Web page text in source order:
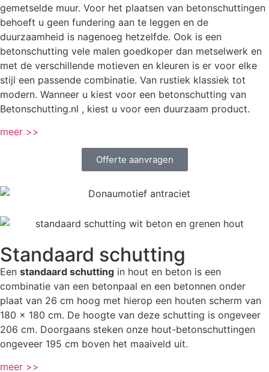
gemetselde muur. Voor het plaatsen van betonschuttingen
behoeft u geen fundering aan te leggen en de
duurzaamheid is nagenoeg hetzelfde. Ook is een
betonschutting vele malen goedkoper dan metselwerk en
met de verschillende motieven en kleuren is er voor elke
stijl een passende combinatie. Van rustiek klassiek tot
modern. Wanneer u kiest voor een betonschutting van
Betonschutting.nl , kiest u voor een duurzaam product.
meer >>
Offerte aanvragen
Standaard schutting
Een standaard schutting in hout en beton is een
combinatie van een betonpaal en een betonnen onder
plaat van 26 cm hoog met hierop een houten scherm van
180 x 180 cm. De hoogte van deze schutting is ongeveer
206 cm. Doorgaans steken onze hout-betonschuttingen
ongeveer 195 cm boven het maaiveld uit.
meer >>